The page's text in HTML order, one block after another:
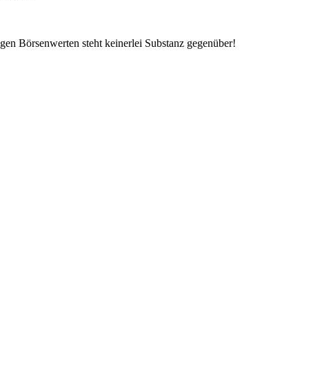
Börsenwerten steht keinerlei Substanz gegenüber!